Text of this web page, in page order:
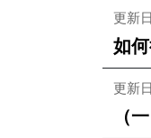
更新
如
更新
（